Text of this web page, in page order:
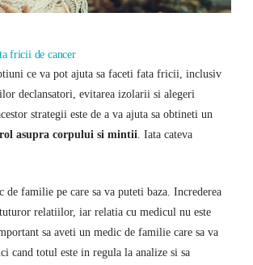
fricii de cancer
ce va pot ajuta sa faceti fata fricii, inclusiv
declansatori, evitarea izolarii si alegeri
strategii este de a va ajuta sa obtineti un
asupra corpului si mintii . Iata cateva
de familie pe care sa va puteti baza. Increderea
relatiilor, iar relatia cu medicul nu este
sa aveti un medic de familie care sa va
cand totul este in regula la analize si sa